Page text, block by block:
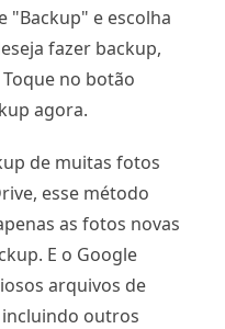
"Backup" e escolha
fazer backup,
no botão
agora.
de muitas fotos
esse método
as fotos novas
E o Google
arquivos de
incluindo outros